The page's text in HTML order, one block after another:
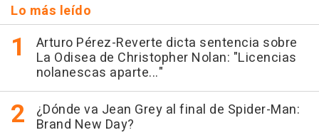
Lo más leído
Arturo Pérez-Reverte dicta sentencia sobre
La Odisea de Christopher Nolan: "Licencias
nolanescas aparte..."
¿Dónde va Jean Grey al final de Spider-Man:
Brand New Day?